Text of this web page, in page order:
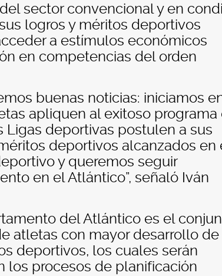
sector convencional y en
logros y méritos deportivos
a estímulos económicos
en competencias del orden
buenas noticias: iniciamos
apliquen al exitoso programa
deportivas postulen a sus
deportivos alcanzados en
y queremos seguir
en el Atlántico”, señaló Iván
del Atlántico es el
atletas con mayor desarrollo de
deportivos, los cuales serán
los procesos de planificación